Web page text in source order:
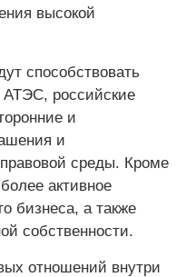
высокой
способствовать
АТЭС, российские
и
и
среды. Кроме
активное
бизнеса, а также
собственности.
отношений внутри